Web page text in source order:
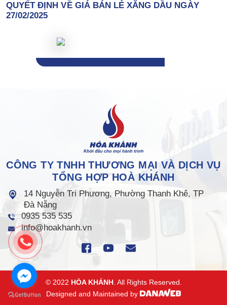
QUYẾT ĐỊNH VỀ GIÁ BÁN LẺ XĂNG DẦU NGÀY
27/02/2025
CÔNG TY TNHH THƯƠNG MẠI VÀ DỊCH VỤ
TỔNG HỢP HOÀ KHÁNH
14 Nguyễn Tri Phương, Phường Thanh Khê, TP
Đà Nẵng
0935 535 535
info@hoakhanh.vn
© 2022 HÒA KHÁNH. All Rights Reserved.
Designed and Maintained by